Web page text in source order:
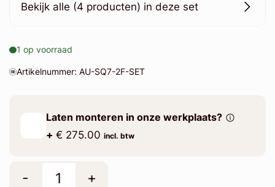
Bekijk alle (4 producten) in deze set
1 op voorraad
Artikelnummer: AU-SQ7-2F-SET
Laten monteren in onze werkplaats?
+ € 275.00 incl. btw
- +